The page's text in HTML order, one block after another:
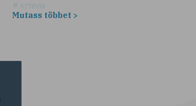
# sztevia
Mutass többet >